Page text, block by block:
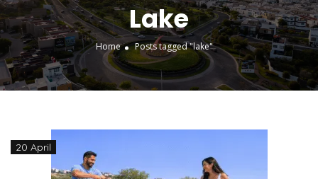
Lake
Home Posts tagged "lake"
20 April